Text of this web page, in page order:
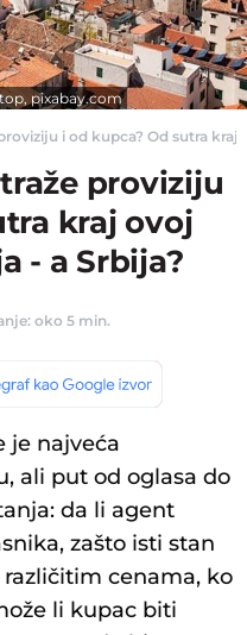
pixabay.com
i od kupca? Od sutra
proviziju
kraj ovoj
- a Srbija?
oko 5 min.
je najveća
ali put od oglasa do
da li agent
zašto isti stan
cenama, ko
li kupac biti